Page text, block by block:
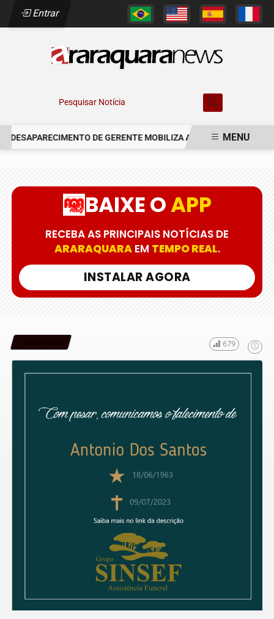
Entrar
Pesquisar Notícia
DESAPARECIMENTO DE GERENTE MOBILIZA AUTORIDADES EM
MENU
BAIXE OAPP
RECEBA AS PRINCIPAIS NOTÍCIAS DE
ARARAQUARAEM TEMPO REAL.
INSTALAR AGORA
679